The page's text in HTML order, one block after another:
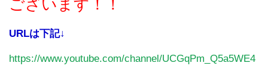
ございます！！
URLは下記↓
https://www.youtube.com/channel/UCGqPm_Q5a5WE4